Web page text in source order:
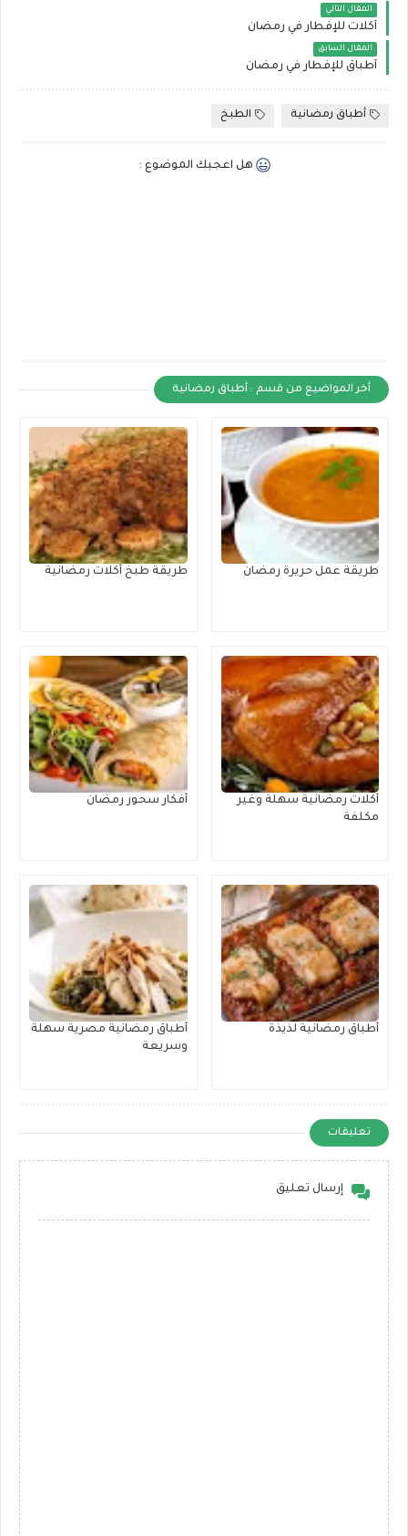
المقال التالي
أكلات للإفطار في رمضان
المقال السابق
أطباق للإفطار في رمضان
أطباق رمضانية الطبخ
هل اعجبك الموضوع :
أخر المواضيع من قسم : أطباق رمضانية
طريقة عمل حريرة رمضان طريقة طبخ أكلات رمضانية
أكلات رمضانية سهلة وغير
مكلفة
أفكار سحور رمضان
أطباق رمضانية لذيذة
أطباق رمضانية مصرية سهلة
وسريعة
تعليقات
إرسال تعليق